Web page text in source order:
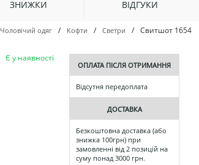
ЗНИЖКИ ВІДГУКИ
Чоловічий одяг / Кофти / Светри / Свитшот 1654
Є у наявності
ОПЛАТА ПІСЛЯ ОТРИМАННЯ
Відсутня передоплата
ДОСТАВКА
Безкоштовна доставка (або
знижка 100грн) при
замовленні від 2 позицій на
суму понад 3000 грн.